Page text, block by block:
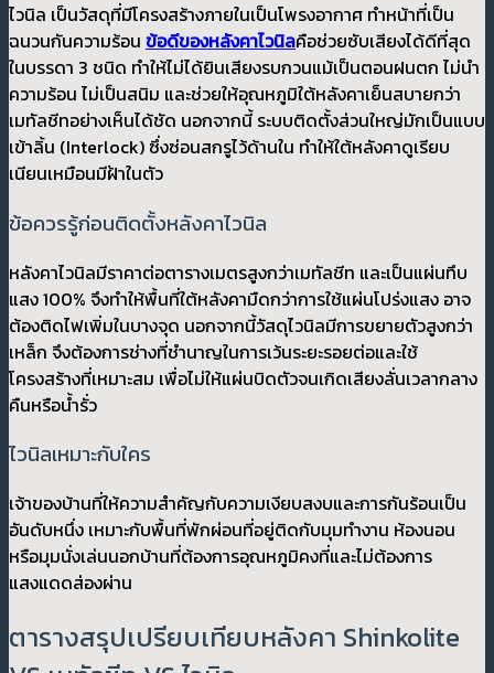
ไวนิล เป็นวัสดุที่มีโครงสร้างภายในเป็นโพรงอากาศ ทำหน้าที่เป็น
ฉนวนกันความร้อน ข้อดีของหลังคาไวนิลคือช่วยซับเสียงได้ดีที่สุด
ในบรรดา 3 ชนิด ทำให้ไม่ได้ยินเสียงรบกวนแม้เป็นตอนฝนตก ไม่นำ
ความร้อน ไม่เป็นสนิม และช่วยให้อุณหภูมิใต้หลังคาเย็นสบายกว่า
เมทัลชีทอย่างเห็นได้ชัด นอกจากนี้ ระบบติดตั้งส่วนใหญ่มักเป็นแบบ
เข้าลิ้น (Interlock) ซึ่งซ่อนสกรูไว้ด้านใน ทำให้ใต้หลังคาดูเรียบ
เนียนเหมือนมีฝ้าในตัว
ข้อควรรู้ก่อนติดตั้งหลังคาไวนิล
หลังคาไวนิลมีราคาต่อตารางเมตรสูงกว่าเมทัลชีท และเป็นแผ่นทึบ
แสง 100% จึงทำให้พื้นที่ใต้หลังคามืดกว่าการใช้แผ่นโปร่งแสง อาจ
ต้องติดไฟเพิ่มในบางจุด นอกจากนี้วัสดุไวนิลมีการขยายตัวสูงกว่า
เหล็ก จึงต้องการช่างที่ชำนาญในการเว้นระยะรอยต่อและใช้
โครงสร้างที่เหมาะสม เพื่อไม่ให้แผ่นบิดตัวจนเกิดเสียงลั่นเวลากลาง
คืนหรือน้ำรั่ว
ไวนิลเหมาะกับใคร
เจ้าของบ้านที่ให้ความสำคัญกับความเงียบสงบและการกันร้อนเป็น
อันดับหนึ่ง เหมาะกับพื้นที่พักผ่อนที่อยู่ติดกับมุมทำงาน ห้องนอน
หรือมุมนั่งเล่นนอกบ้านที่ต้องการอุณหภูมิคงที่และไม่ต้องการ
แสงแดดส่องผ่าน
ตารางสรุปเปรียบเทียบหลังคา Shinkolite